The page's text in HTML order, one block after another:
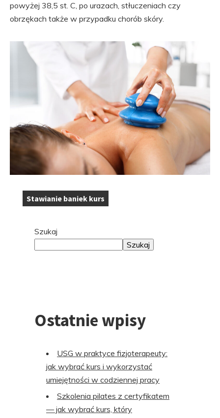
powyżej 38,5 st. C, po urazach, stłuczeniach czy
obrzękach także w przypadku chorób skóry.
Tagi:
Stawianie baniek kurs
PrzejdźSzukaj
Szukaj
Ostatnie wpisy
USG w praktyce fizjoterapeuty:
jak wybrać kurs i wykorzystać
umiejętności w codziennej pracy
Szkolenia pilates z certyfikatem
— jak wybrać kurs, który